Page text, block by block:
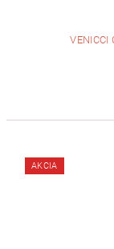
VENICCI
AKCIA